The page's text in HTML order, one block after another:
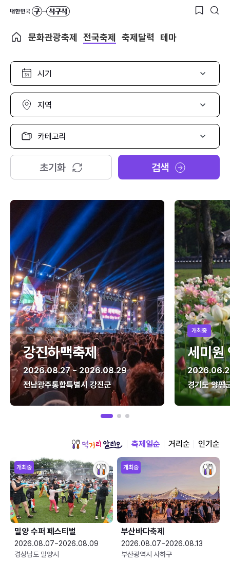
문화관광축제 전국축제 축제달력 테마
시
선
택
지
선
택
카
고
리
택
초기화 검색
강진하맥축제
2026.08.27 ~ 2026.08.29
전남광주통합특별시 강진군
개최중
세미원
경기도 양평
축제일순 거리순 인기순
개최중
밀양 수퍼 페스티벌
2026.08.07~2026.08.09
경상남도 밀양시
개최중
부산바다축제
2026.08.07~2026.08.13
부산광역시 사하구